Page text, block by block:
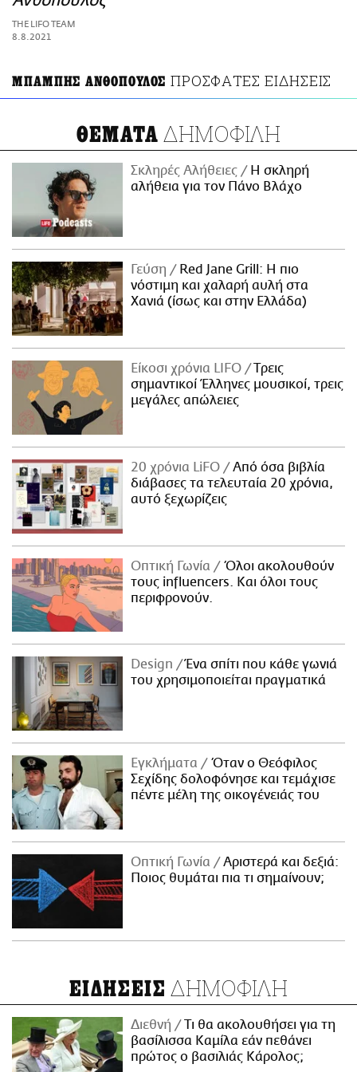
ΑΜΠΑ
PRINT
THE LIFO TEAM
8.8.2021
ΜΠΑΜΠΗΣ ΑΝΘΟΠΟΥΛΟΣ ΠΡΟΣΦΑΤΕΣ ΕΙΔΗΣΕΙΣ
ΘΕΜΑΤΑ ΔΗΜΟΦΙΛΗ
Σκληρές Αλήθειες
H σκληρή
αλήθεια για τον Πάνο Βλάχο
Γεύση
Red Jane Grill: Η πιο
νόστιμη και χαλαρή αυλή στα
Χανιά (ίσως και στην Ελλάδα)
Είκοσι χρόνια LIFO
Tρεις
σημαντικοί Έλληνες μουσικοί, τρεις
μεγάλες απώλειες
20 χρόνια LiFO
Από όσα βιβλία
διάβασες τα τελευταία 20 χρόνια,
αυτό ξεχωρίζεις
Οπτική Γωνία
Όλοι ακολουθούν
τους influencers. Και όλοι τους
περιφρονούν.
Design
Ένα σπίτι που κάθε γωνιά
του χρησιμοποιείται πραγματικά
Εγκλήματα
Όταν ο Θεόφιλος
Σεχίδης δολοφόνησε και τεμάχισε
πέντε μέλη της οικογένειάς του
Οπτική Γωνία
Αριστερά και δεξιά:
Ποιος θυμάται πια τι σημαίνουν;
ΕΙΔΗΣΕΙΣ ΔΗΜΟΦΙΛΗ
Διεθνή
Τι θα ακολουθήσει για τη
βασίλισσα Καμίλα εάν πεθάνει
πρώτος ο βασιλιάς Κάρολος;